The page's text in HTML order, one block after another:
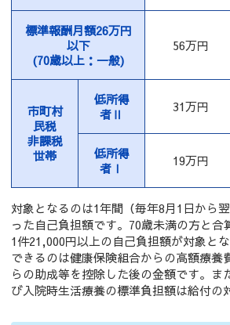
標準報酬月額26万円
以下
(70歳以上：一般)
56万円
市町村
民税
非課税
世帯
低所得
者Ⅱ
31万円
低所得
者Ⅰ
19万円
対象となるのは1年間（毎年8月1日から
った自己負担額です。70歳未満の方と合
1件21,000円以上の自己負担額が対象と
できるのは健康保険組合からの高額療養
らの助成等を控除した後の金額です。ま
び入院時生活療養の標準負担額は給付の